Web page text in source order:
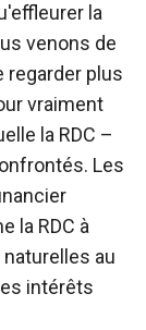
la
venons de
regarder plus
vraiment
la RDC –
Les
la RDC à
au
intérêts